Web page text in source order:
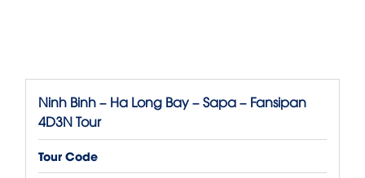
Ninh Binh – Ha Long Bay – Sapa – Fansipan
4D3N Tour
Tour Code